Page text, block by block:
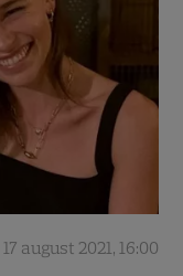
17 august 2021, 16:00